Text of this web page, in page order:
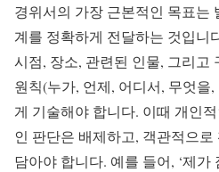
경위서의 가장 근본적인 목표는
계를 정확하게 전달하는 것입니
시점, 장소, 관련된 인물, 그리고
원칙(누가, 언제, 어디서, 무엇을
게 기술해야 합니다. 이때 개인
인 판단은 배제하고, 객관적으
담아야 합니다. 예를 들어, ‘제가